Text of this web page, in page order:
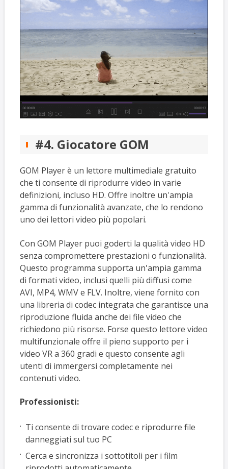
#4. Giocatore GOM
GOM Player è un lettore multimediale gratuito
che ti consente di riprodurre video in varie
definizioni, incluso HD. Offre inoltre un'ampia
gamma di funzionalità avanzate, che lo rendono
uno dei lettori video più popolari.
Con GOM Player puoi goderti la qualità video HD
senza compromettere prestazioni o funzionalità.
Questo programma supporta un'ampia gamma
di formati video, inclusi quelli più diffusi come
AVI, MP4, WMV e FLV. Inoltre, viene fornito con
una libreria di codec integrata che garantisce una
riproduzione fluida anche dei file video che
richiedono più risorse. Forse questo lettore video
multifunzionale offre il pieno supporto per i
video VR a 360 gradi e questo consente agli
utenti di immergersi completamente nei
contenuti video.
Professionisti:
Ti consente di trovare codec e riprodurre file
danneggiati sul tuo PC
Cerca e sincronizza i sottotitoli per i film